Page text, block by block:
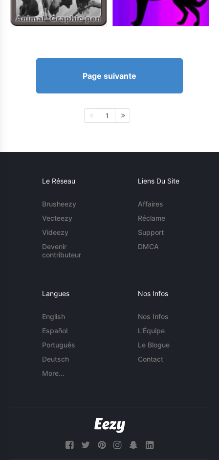
Page suivante
1
Le Réseau
Brusheezy
Vecteezy
Videezy
Devenir
contributeur
Liens Du Site
Affaires
Réclame
Support
DMCA
Langues
English
Español
Português
Deutsch
More...
Nos Infos
Nos Infos
L'Équipe
Le Blogue
Contact